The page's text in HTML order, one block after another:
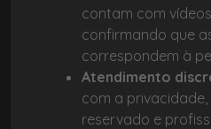
contam com
confirmando que
correspondem à
Atendimento
com a
reservado e